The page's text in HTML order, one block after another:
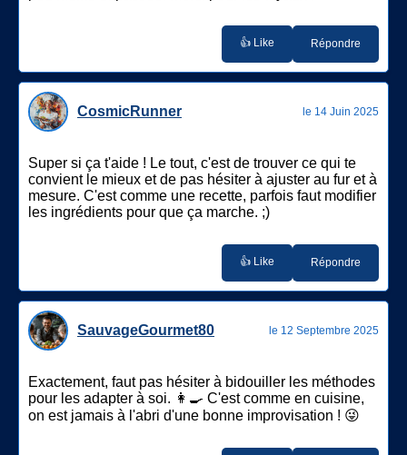
👍 Like Répondre
CosmicRunner le 14 Juin 2025
Super si ça t'aide ! Le tout, c'est de trouver ce qui te
convient le mieux et de pas hésiter à ajuster au fur et à
mesure. C'est comme une recette, parfois faut modifier
les ingrédients pour que ça marche. ;)
👍 Like Répondre
SauvageGourmet80 le 12 Septembre 2025
Exactement, faut pas hésiter à bidouiller les méthodes
pour les adapter à soi. 👩‍🍳 C'est comme en cuisine,
on est jamais à l'abri d'une bonne improvisation ! 😜